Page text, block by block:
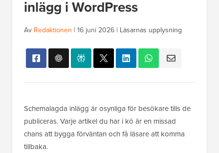
inlägg i WordPress
Av Redaktionen | 16 juni 2026 | Läsarnas upplysning
Schemalagda inlägg är osynliga för besökare tills de
publiceras. Varje artikel du har i kö är en missad
chans att bygga förväntan och få läsare att komma
tillbaka.